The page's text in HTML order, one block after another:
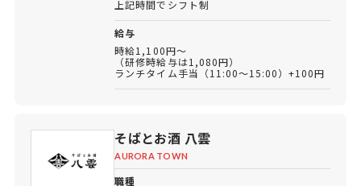
上記時間でシフト制
給与
時給1,100円～
（研修時給与は1,080円）
ランチタイム手当（11:00～15:00）+100円
そばとお酒 八雲
AURORA TOWN
職種